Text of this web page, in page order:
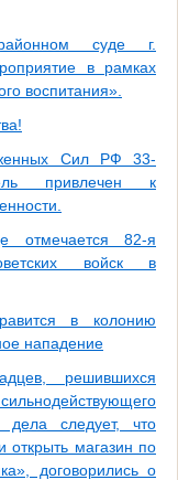
суде г.
в рамках
воспитания».
Сил РФ 33-
привлечен к
отмечается 82-я
войск в
в колонию
нападение
решившихся
дела следует, что
магазин по
договорились о